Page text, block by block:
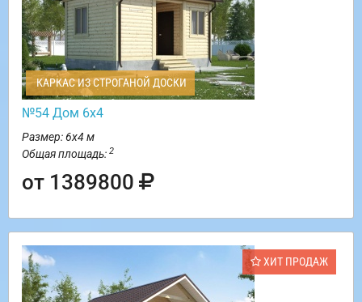
КАРКАС ИЗ СТРОГАНОЙ ДОСКИ
№54 Дом 6х4
Размер: 6х4 м
Общая площадь: 2
от 1389800
ХИТ ПРОДАЖ